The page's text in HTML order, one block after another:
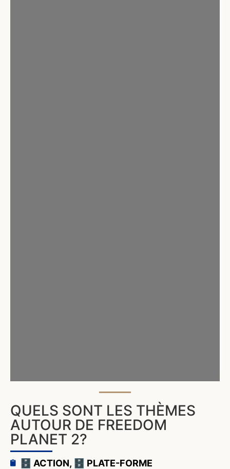
QUELS SONT LES THÈMES
AUTOUR DE FREEDOM
PLANET 2?
🗄️ ACTION, 🗄️ PLATE-FORME